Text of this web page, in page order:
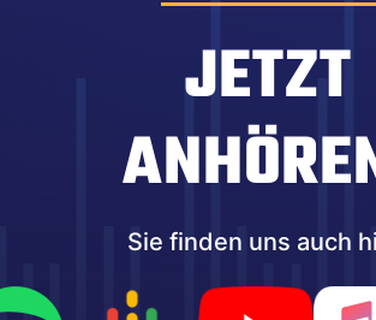
JETZT
Sie finden uns auch